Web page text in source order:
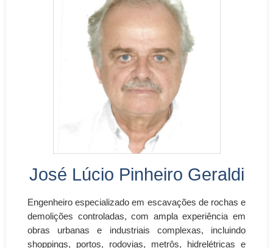
José Lúcio Pinheiro Geraldi
Engenheiro especializado em escavações de rochas e
demolições controladas, com ampla experiência em
obras urbanas e industriais complexas, incluindo
shoppings, portos, rodovias, metrôs, hidrelétricas e